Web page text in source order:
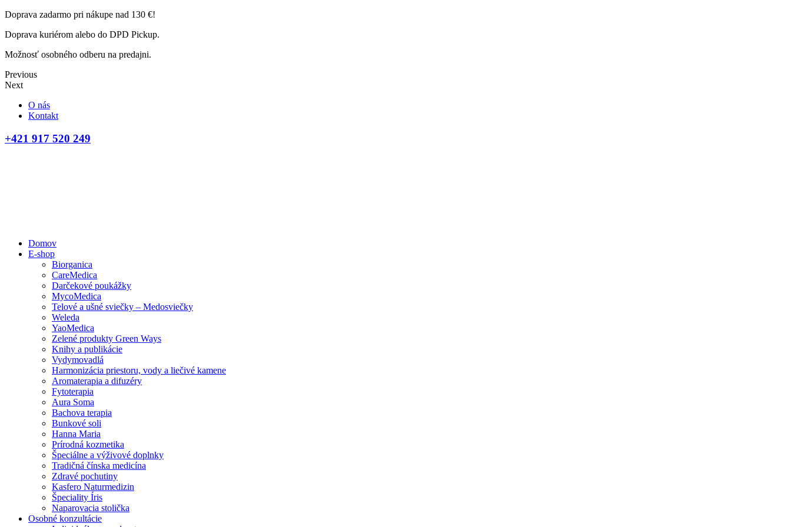
Doprava zadarmo pri nákupe nad 130 €!
Doprava kuriérom alebo do DPD Pickup.
Možnosť osobného odberu na predajni.
Previous
Next
O nás
Kontakt
+421 917 520 249
Domov
E-shop
Biorganica
CareMedica
Darčekové poukážky
MycoMedica
Telové a ušné sviečky – Medosviečky
Weleda
YaoMedica
Zelené produkty Green Ways
Knihy a publikácie
Vydymovadlá
Harmonizácia priestoru, vody a liečivé kamene
Aromaterapia a difuzéry
Fytoterapia
Aura Soma
Bachova terapia
Bunkové soli
Hanna Maria
Prírodná kozmetika
Špeciálne a výživové doplnky
Tradičná čínska medicína
Zdravé pochutiny
Kasfero Naturmedizin
Špeciality Íris
Naparovacia stolička
Osobné konzultácie